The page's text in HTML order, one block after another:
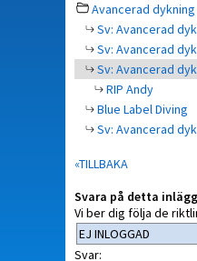
Avancerad
Sv: Avancerad
Sv: Avancerad
Sv: Avancerad
RIP Andy
Blue Label Diving
Sv: Avancerad
«TILLBAKA
Svara på detta inlägg
Vi ber dig följa de
Svar: